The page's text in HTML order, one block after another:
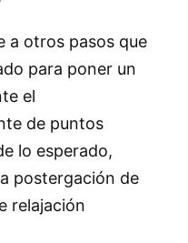
a otros pasos que
para poner un
el
de puntos
lo esperado,
postergación de
relajación